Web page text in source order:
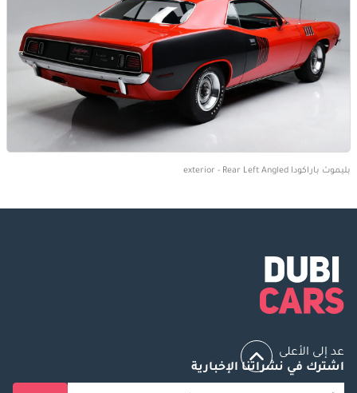
بليموث باراكودا exterior - Rear Left Angled
عد إلى الأعلى
اشترك في نشراتنا الإخبارية